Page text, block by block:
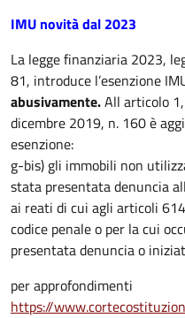
IMU novità dal 2023
La legge finanziaria 2023,
81, introduce l’esenzione
abusivamente.All articolo
dicembre 2019, n. 160 è
esenzione:
g-bis) gli immobili non
stata presentata denuncia
ai reati di cui agli articoli
codice penale o per la cui
presentata denuncia o
per approfondimenti
https://